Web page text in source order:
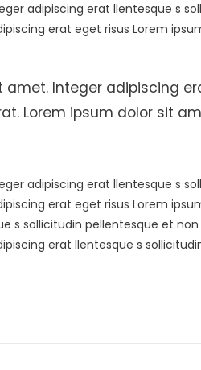
adipiscing erat llentesque s
erat eget risus Lorem
amet. Integer adipiscing
Lorem ipsum dolor sit
adipiscing erat llentesque s
erat eget risus Lorem
s sollicitudin pellentesque et
erat llentesque s